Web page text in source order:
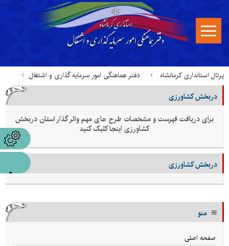
پرتال استانداری کرمانشاه دفتر هماهنگی امور سرمایه گذاری و اشتغال
طرح های مهم در دست اجرا
دربخش کشاورزی
برای دریافت فهرست و مشخصات طرح های مهم واثر گذار استان دربخش
کشاورزی اینجا کلیک کنید
دربخش کشاورزی
منو
صفحه اصلی